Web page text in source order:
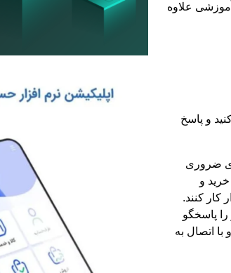
آموزشی علاوه
و پاسخ
ضروری
و
کار کنند.
پاسخگو
اتصال به